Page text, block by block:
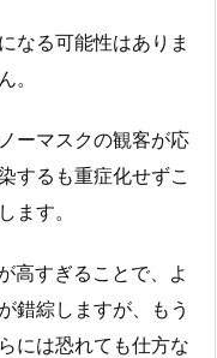
なる可能性はありま
。
ーマスクの観客が応
するも重症化せずこ
ます。
高すぎることで、よ
錯綜しますが、もう
には恐れても仕方な